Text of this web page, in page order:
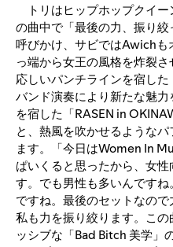
トリはヒップホップクイ
の曲中で「最後の力、振り
呼びかけ、サビではAwichも
っ端から女王の風格を炸裂
応しいパンチラインを宿し
バンド演奏により新たな魅
を宿した「RASEN in
と、熱風を吹かせるような
ます。「今日はWomen In
ぱいくると思ったから、女
す。でも男性も多いんです
ですね。最後のセットなので
私も力を振り絞ります。こ
ッシブな「Bad Bitch 美学」